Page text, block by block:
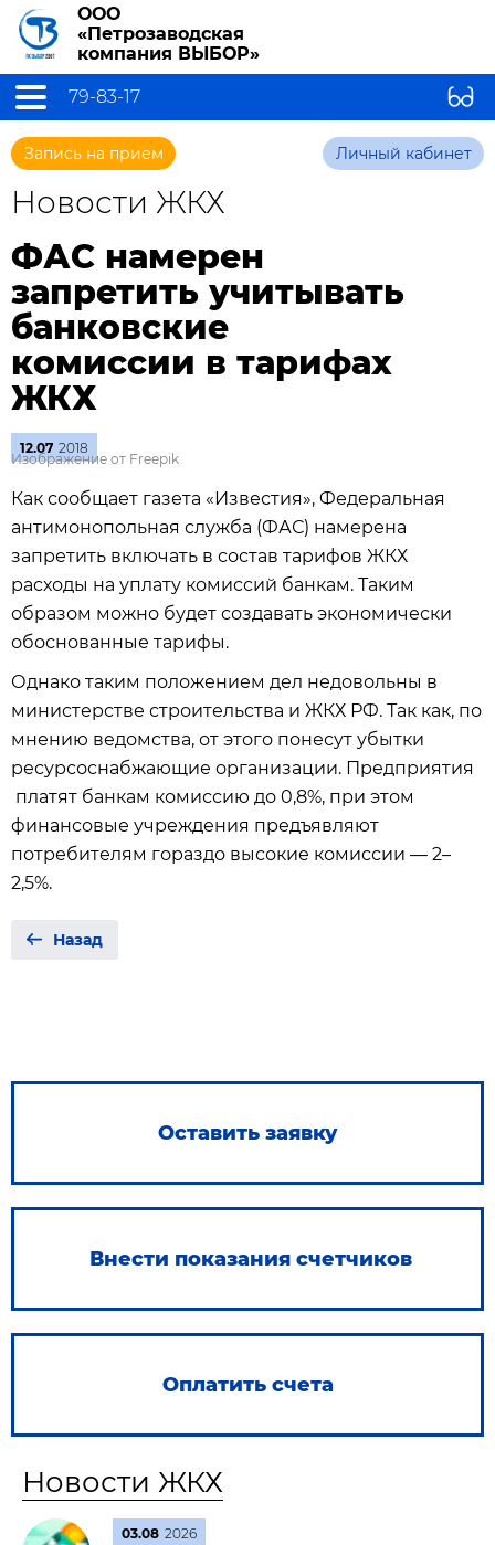
ООО
«Петрозаводская
компания ВЫБОР»
79-83-17
Запись на прием Личный кабинет
Новости ЖКХ
ФАС намерен
запретить учитывать
банковские
комиссии в тарифах
ЖКХ
12.07 2018
Изображение от Freepik
Как сообщает газета «Известия», Федеральная
антимонопольная служба (ФАС) намерена
запретить включать в состав тарифов ЖКХ
расходы на уплату комиссий банкам. Таким
образом можно будет создавать экономически
обоснованные тарифы.
Однако таким положением дел недовольны в
министерстве строительства и ЖКХ РФ. Так как, по
мнению ведомства, от этого понесут убытки
ресурсоснабжающие организации. Предприятия
платят банкам комиссию до 0,8%, при этом
финансовые учреждения предъявляют
потребителям гораздо высокие комиссии — 2–
2,5%.
Назад
Оставить заявку
Внести показания счетчиков
Оплатить счета
Новости ЖКХ
03.08 2026